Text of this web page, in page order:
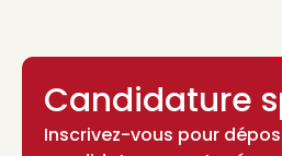
Candidature
Inscrivez-vous pour